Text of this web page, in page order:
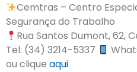
Cemtras – Centro
Segurança do Trabalho
Rua Santos Dumont, 62,
Tel: (34) 3214-5337
ou clique aqui